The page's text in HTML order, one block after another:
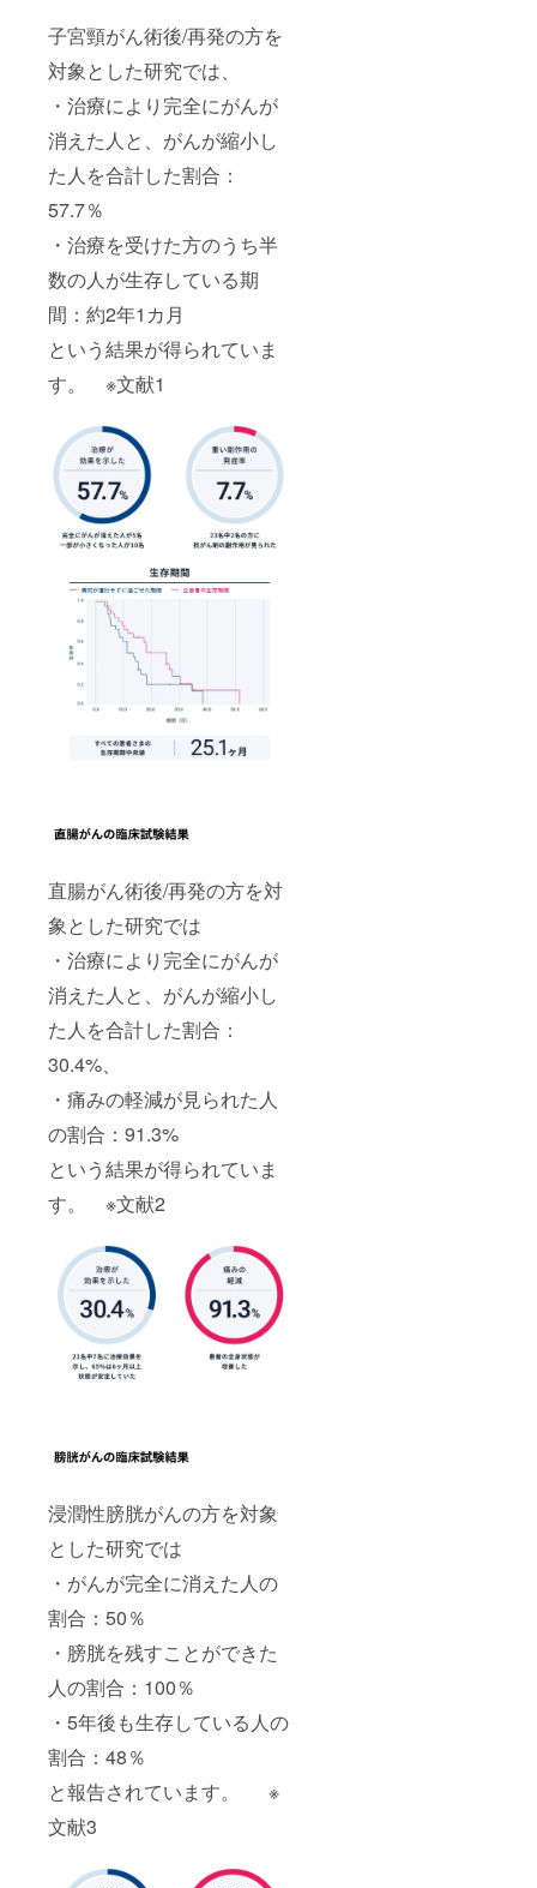
子宮頸がん術後/再発の方を
対象とした研究では、
・治療により完全にがんが
消えた人と、がんが縮小し
た人を合計した割合：
57.7％
・治療を受けた方のうち半
数の人が生存している期
間：約2年1カ月
という結果が得られていま
す。 ※文献1
直腸がん術後/再発の方を対
象とした研究では
・治療により完全にがんが
消えた人と、がんが縮小し
た人を合計した割合：
30.4%、
・痛みの軽減が見られた人
の割合：91.3%
という結果が得られていま
す。 ※文献2
浸潤性膀胱がんの方を対象
とした研究では
・がんが完全に消えた人の
割合：50％
・膀胱を残すことができた
人の割合：100％
・5年後も生存している人の
割合：48％
と報告されています。 ※
文献3